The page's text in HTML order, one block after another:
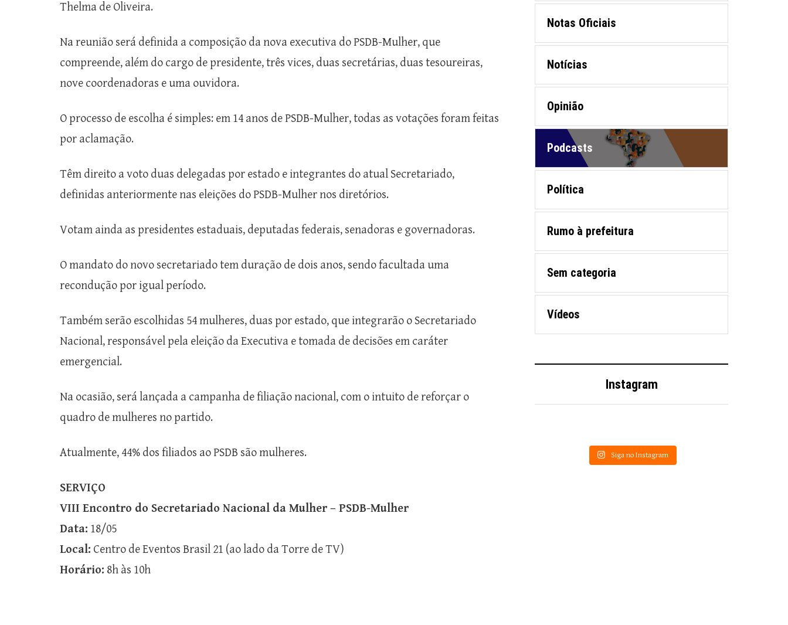
Thelma de Oliveira.
Na reunião será definida a composição da nova executiva do PSDB-Mulher, que
compreende, além do cargo de presidente, três vices, duas secretárias, duas tesoureiras,
nove coordenadoras e uma ouvidora.
O processo de escolha é simples: em 14 anos de PSDB-Mulher, todas as votações foram feitas
por aclamação.
Têm direito a voto duas delegadas por estado e integrantes do atual Secretariado,
definidas anteriormente nas eleições do PSDB-Mulher nos diretórios.
Votam ainda as presidentes estaduais, deputadas federais, senadoras e governadoras.
O mandato do novo secretariado tem duração de dois anos, sendo facultada uma
recondução por igual período.
Também serão escolhidas 54 mulheres, duas por estado, que integrarão o Secretariado
Nacional, responsável pela eleição da Executiva e tomada de decisões em caráter
emergencial.
Na ocasião, será lançada a campanha de filiação nacional, com o intuito de reforçar o
quadro de mulheres no partido.
Atualmente, 44% dos filiados ao PSDB são mulheres.
SERVIÇO
VIII Encontro do Secretariado Nacional da Mulher – PSDB-Mulher
Data: 18/05
Local: Centro de Eventos Brasil 21 (ao lado da Torre de TV)
Horário: 8h às 10h
Notas Oficiais
Notícias
Opinião
Podcasts
Política
Rumo à prefeitura
Sem categoria
Vídeos
Instagram
Siga no Instagram